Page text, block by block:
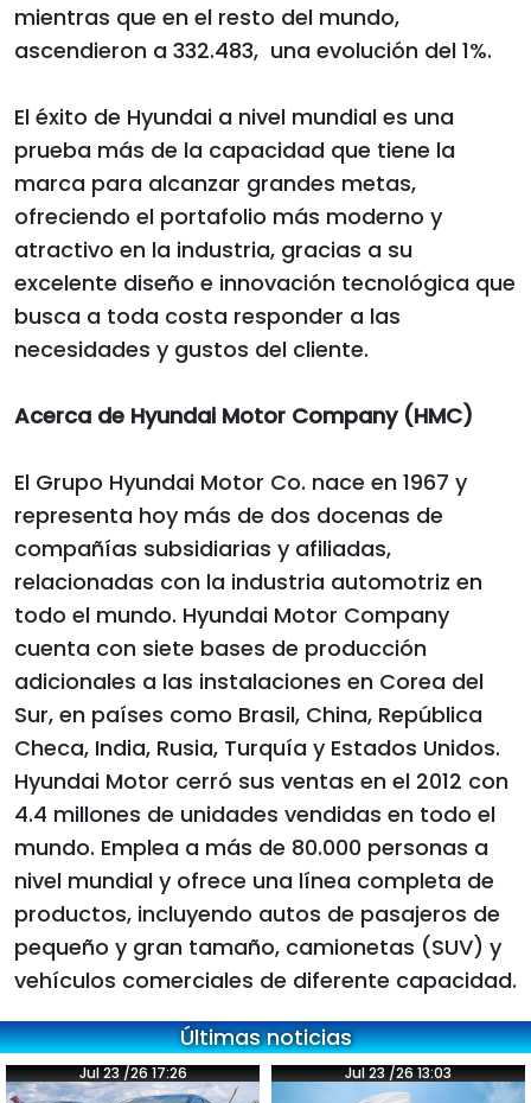
mientras que en el resto del mundo,
ascendieron a 332.483, una evolución del 1%.
El éxito de Hyundai a nivel mundial es una
prueba más de la capacidad que tiene la
marca para alcanzar grandes metas,
ofreciendo el portafolio más moderno y
atractivo en la industria, gracias a su
excelente diseño e innovación tecnológica que
busca a toda costa responder a las
necesidades y gustos del cliente.
Acerca de Hyundai Motor Company (HMC)
El Grupo Hyundai Motor Co. nace en 1967 y
representa hoy más de dos docenas de
compañías subsidiarias y afiliadas,
relacionadas con la industria automotriz en
todo el mundo. Hyundai Motor Company
cuenta con siete bases de producción
adicionales a las instalaciones en Corea del
Sur, en países como Brasil, China, República
Checa, India, Rusia, Turquía y Estados Unidos.
Hyundai Motor cerró sus ventas en el 2012 con
4.4 millones de unidades vendidas en todo el
mundo. Emplea a más de 80.000 personas a
nivel mundial y ofrece una línea completa de
productos, incluyendo autos de pasajeros de
pequeño y gran tamaño, camionetas (SUV) y
vehículos comerciales de diferente capacidad.
Últimas noticias
Jul 23 /26 17:26 Jul 23 /26 13:03